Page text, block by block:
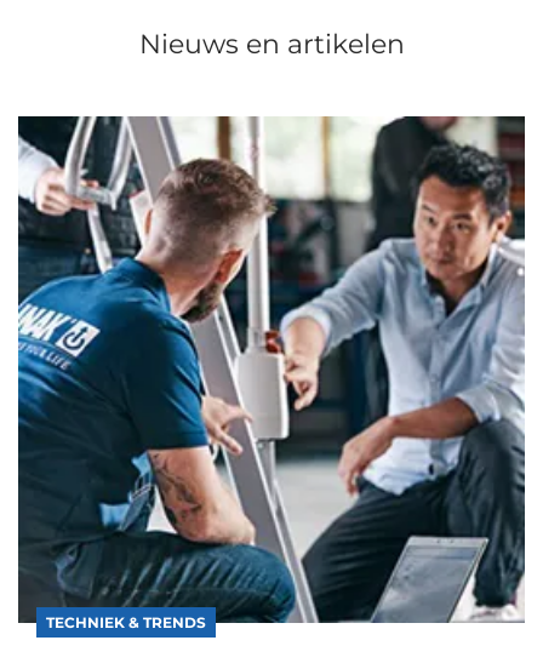
Nieuws en artikelen
TECHNIEK & TRENDS